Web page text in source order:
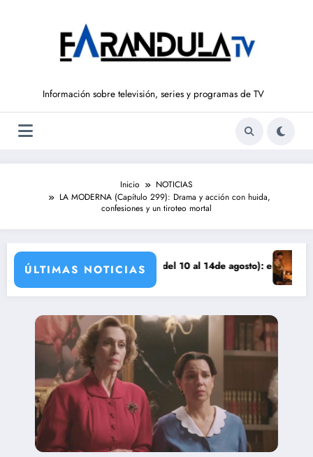
Información sobre televisión, series y programas de TV
Inicio
NOTICIAS
LA MODERNA (Capítulo 299): Drama y acción con huida,
confesiones y un tiroteo mortal
ÚLTIMAS NOTICIAS
DE LIBERTAD’ (del 10 al 14de agosto): el secreto de Tasio
Avance